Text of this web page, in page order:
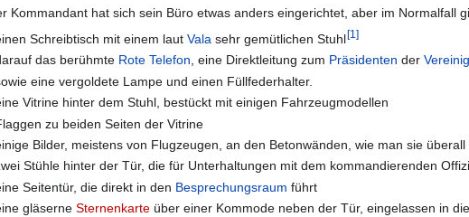
Kommandant hat sich sein Büro etwas anders eingerichtet, aber im Normalfall
Schreibtisch mit einem lautVala sehr gemütlichen Stuhl[1]
das berühmte Rote Telefon, eine Direktleitung zum Präsidenten der
eine vergoldete Lampe und einen Füllfederhalter.
Vitrine hinter dem Stuhl, bestückt mit einigen Fahrzeugmodellen
zu beiden Seiten der Vitrine
Bilder, meistens von Flugzeugen, an den Betonwänden, wie man sie
Stühle hinter der Tür, die für Unterhaltungen mit dem kommandierenden
Seitentür, die direkt in den Besprechungsraum führt
gläserneSternenkarte über einer Kommode neben der Tür, eingelassen in